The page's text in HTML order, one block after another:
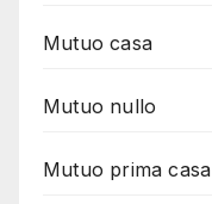
Mutuo casa
Mutuo nullo
Mutuo prima casa